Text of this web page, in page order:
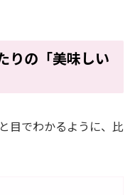
りの「美味しい
目でわかるように、比